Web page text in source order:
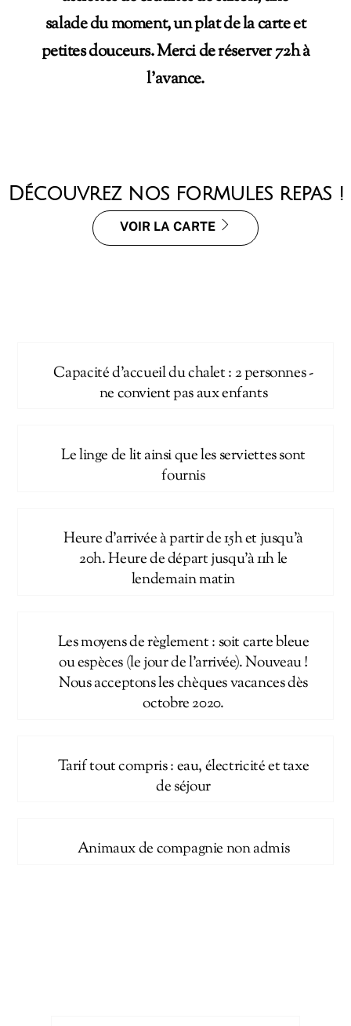
salade du moment, un plat de la carte et
petites douceurs. Merci de réserver 72h à
l’avance.
Découvrez nos formules repas !
VOIR LA CARTE
Capacité d'accueil du chalet : 2 personnes -
ne convient pas aux enfants
Le linge de lit ainsi que les serviettes sont
fournis
Heure d'arrivée à partir de 15h et jusqu'à
20h. Heure de départ jusqu'à 11h le
lendemain matin
Les moyens de règlement : soit carte bleue
ou espèces (le jour de l'arrivée). Nouveau !
Nous acceptons les chèques vacances dès
octobre 2020.
Tarif tout compris : eau, électricité et taxe
de séjour
Animaux de compagnie non admis